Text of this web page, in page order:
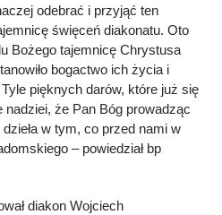
odebrać i przyjąć ten
święceń diakonatu. Oto
Bożego tajemnicę Chrystusa
bogactwo ich życia i
Tyle pięknych darów, które już się
nadziei, że Pan Bóg prowadząc
dzieła w tym, co przed nami w
– powiedział bp
diakon Wojciech